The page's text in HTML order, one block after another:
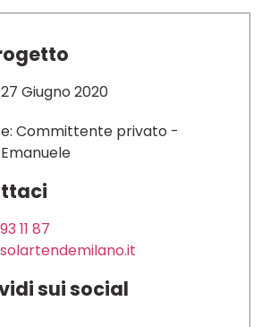
Giugno 2020
Committente privato -
11 87
sui social